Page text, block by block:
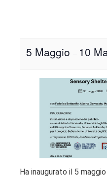
5 Maggio – 10
Ha inaugurato il 5